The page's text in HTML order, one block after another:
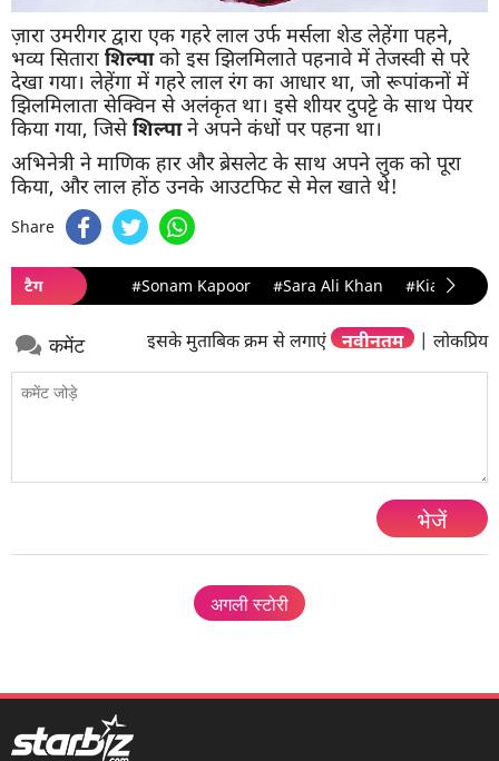
ज़ारा उमरीगर द्वारा एक गहरे लाल उर्फ ​​मर्सला शेड लेहेंगा पहने,
भव्य सितारा शिल्पाको इस झिलमिलाते पहनावे में तेजस्वी से परे
देखा गया। लेहेंगा में गहरे लाल रंग का आधार था, जो रूपांकनों में
झिलमिलाता सेक्विन से अलंकृत था। इसे शीयर दुपट्टे के साथ पेयर
किया गया, जिसेशिल्पाने अपने कंधों पर पहना था।
अभिनेत्री ने माणिक हार और ब्रेसलेट के साथ अपने लुक को पूरा
किया, और लाल होंठ उनके आउटफिट से मेल खाते थे!
Share
टैग #Sonam Kapoor #Sara Ali Khan #Kiara
कमेंट इसके मुताबिक क्रम से लगाएं नवीनतम | लोकप्रिय
भेजें
अगली स्टोरी